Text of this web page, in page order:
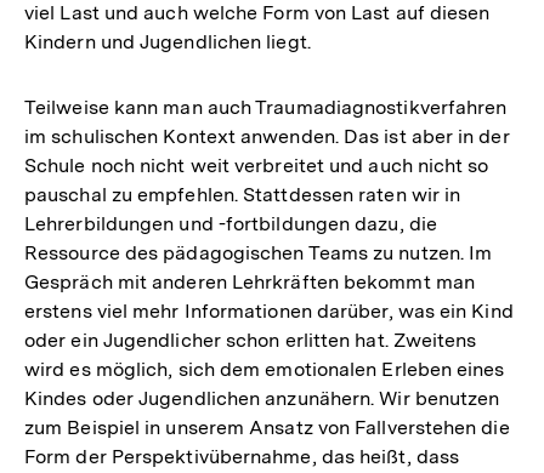
viel Last und auch welche Form von Last auf diesen
Kindern und Jugendlichen liegt.
Teilweise kann man auch Traumadiagnostikverfahren
im schulischen Kontext anwenden. Das ist aber in der
Schule noch nicht weit verbreitet und auch nicht so
pauschal zu empfehlen. Stattdessen raten wir in
Lehrerbildungen und -fortbildungen dazu, die
Ressource des pädagogischen Teams zu nutzen. Im
Gespräch mit anderen Lehrkräften bekommt man
erstens viel mehr Informationen darüber, was ein Kind
oder ein Jugendlicher schon erlitten hat. Zweitens
wird es möglich, sich dem emotionalen Erleben eines
Kindes oder Jugendlichen anzunähern. Wir benutzen
zum Beispiel in unserem Ansatz von Fallverstehen die
Form der Perspektivübernahme, das heißt, dass